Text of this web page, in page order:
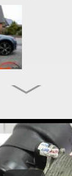
(8HW)